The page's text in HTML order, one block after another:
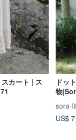
カート | ス
ドッ
物
sora-
US$